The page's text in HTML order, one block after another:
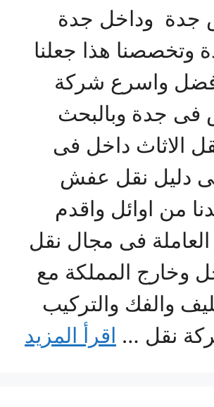
جدة وداخل جدة
وتخصصنا هذا جعلنا
واسرع شركة
جدة وبالبحث
الاثاث داخل فى
دليل نقل عفش
من اوائل واقدم
فى مجال نقل
وخارج المملكة مع
والفك والتركيب
نقل … اقرأ المزيد